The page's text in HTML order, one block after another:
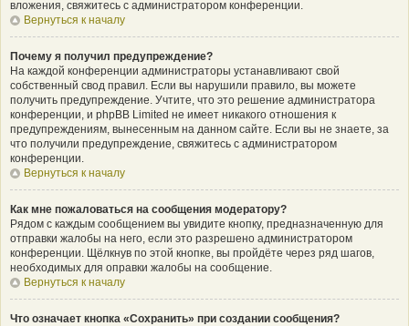
вложения, свяжитесь с администратором конференции.
Вернуться к началу
Почему я получил предупреждение?
На каждой конференции администраторы устанавливают свой
собственный свод правил. Если вы нарушили правило, вы можете
получить предупреждение. Учтите, что это решение администратора
конференции, и phpBB Limited не имеет никакого отношения к
предупреждениям, вынесенным на данном сайте. Если вы не знаете, за
что получили предупреждение, свяжитесь с администратором
конференции.
Вернуться к началу
Как мне пожаловаться на сообщения модератору?
Рядом с каждым сообщением вы увидите кнопку, предназначенную для
отправки жалобы на него, если это разрешено администратором
конференции. Щёлкнув по этой кнопке, вы пройдёте через ряд шагов,
необходимых для оправки жалобы на сообщение.
Вернуться к началу
Что означает кнопка «Сохранить» при создании сообщения?